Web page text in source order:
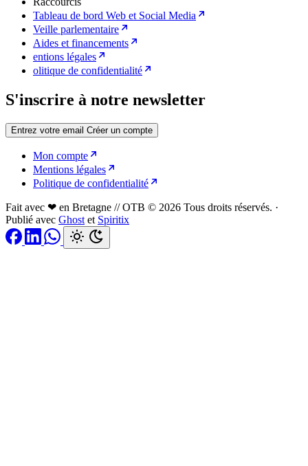
Tableau de bord Web et Social Media
Veille parlementaire
Aides et financements
entions légales
olitique de confidentialité
S'inscrire à notre newsletter
Entrez votre email Créer un compte
Mon compte
Mentions légales
Politique de confidentialité
Fait avec ❤ en Bretagne // OTB © 2026 Tous droits réservés. ·
Publié avec Ghost et Spiritix